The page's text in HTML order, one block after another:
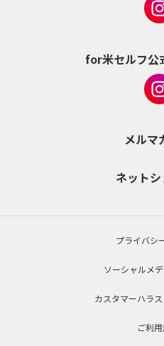
for米セルフ
メルマ
ネット
プライバシ
ソーシャルメ
カスタマーハラ
ご利